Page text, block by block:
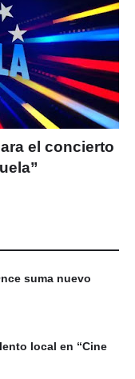
el concierto
suma nuevo
local en “Cine